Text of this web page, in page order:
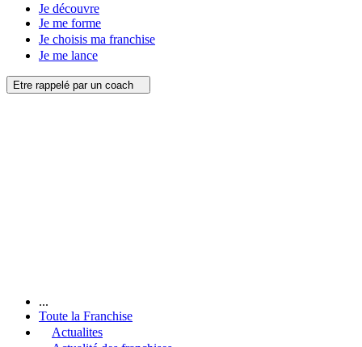
Je découvre
Je me forme
Je choisis ma franchise
Je me lance
Etre rappelé par un coach
...
Toute la Franchise
Actualites